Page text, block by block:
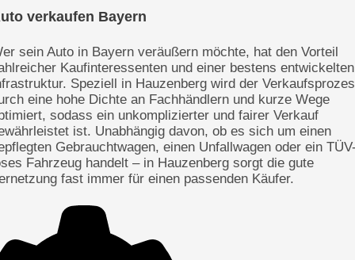
verkaufen Bayern
sein Auto in Bayern veräußern möchte, hat den Vorteil
Kaufinteressenten und einer bestens entwickelten
Speziell in Hauzenberg wird der
eine hohe Dichte an Fachhändlern und kurze Wege
sodass ein unkomplizierter und fairer Verkauf
ist. Unabhängig davon, ob es sich um einen
Gebrauchtwagen, einen Unfallwagen oder ein
Fahrzeug handelt – in Hauzenberg sorgt die gute
fast immer für einen passenden Käufer.